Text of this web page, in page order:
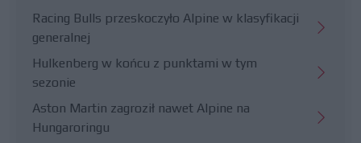
Racing Bulls przeskoczyło Alpine w klasyfikacji
generalnej
Hulkenberg w końcu z punktami w tym
sezonie
Aston Martin zagroził nawet Alpine na
Hungaroringu